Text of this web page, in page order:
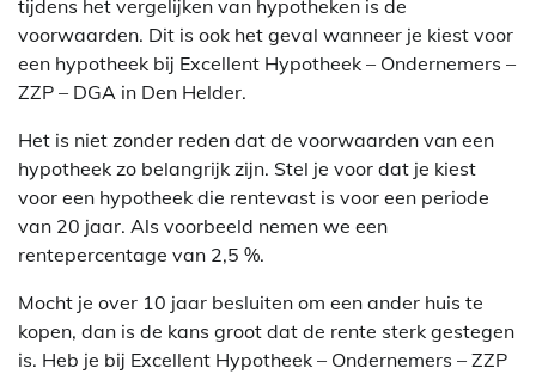
tijdens het vergelijken van hypotheken is de
voorwaarden. Dit is ook het geval wanneer je kiest voor
een hypotheek bij Excellent Hypotheek – Ondernemers –
ZZP – DGA in Den Helder.
Het is niet zonder reden dat de voorwaarden van een
hypotheek zo belangrijk zijn. Stel je voor dat je kiest
voor een hypotheek die rentevast is voor een periode
van 20 jaar. Als voorbeeld nemen we een
rentepercentage van 2,5 %.
Mocht je over 10 jaar besluiten om een ander huis te
kopen, dan is de kans groot dat de rente sterk gestegen
is. Heb je bij Excellent Hypotheek – Ondernemers – ZZP